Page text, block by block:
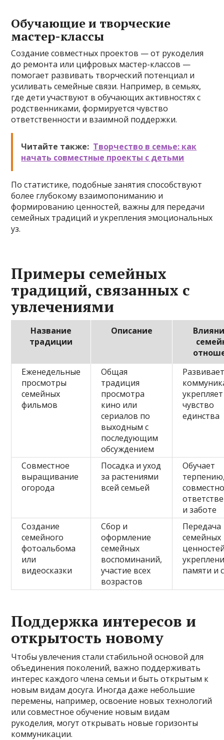
Обучающие и творческие
мастер-классы
Создание совместных проектов — от рукоделия
до ремонта или цифровых мастер-классов —
помогает развивать творческий потенциал и
усиливать семейные связи. Например, в семьях,
где дети участвуют в обучающих активностях с
родственниками, формируется чувство
ответственности и взаимной поддержки.
Читайте также: Творчество в семье: как
начать совместные проекты с детьми
По статистике, подобные занятия способствуют
более глубокому взаимопониманию и
формированию ценностей, важны для передачи
семейных традиций и укрепления эмоциональных
уз.
Примеры семейных
традиций, связанных с
увлечениями
Название
традиции
Описание
Еженедельные
просмотры
семейных
фильмов
Общая
традиция
просмотра
кино или
сериалов по
выходным с
последующим
обсуждением
укрепляет
чувство
единства
Совместное
выращивание
огорода
Посадка и уход
за растениями
всей семьей
Обучает
и заботе
Создание
семейного
фотоальбома
или
видеосказки
Сбор и
оформление
семейных
воспоминаний,
участие всех
возрастов
Передача
семейных
памяти и
Поддержка интересов и
открытость новому
Чтобы увлечения стали стабильной основой для
объединения поколений, важно поддерживать
интерес каждого члена семьи и быть открытым к
новым видам досуга. Иногда даже небольшие
перемены, например, освоение новых технологий
или совместное обучение новым видам
рукоделия, могут открывать новые горизонты
коммуникации.